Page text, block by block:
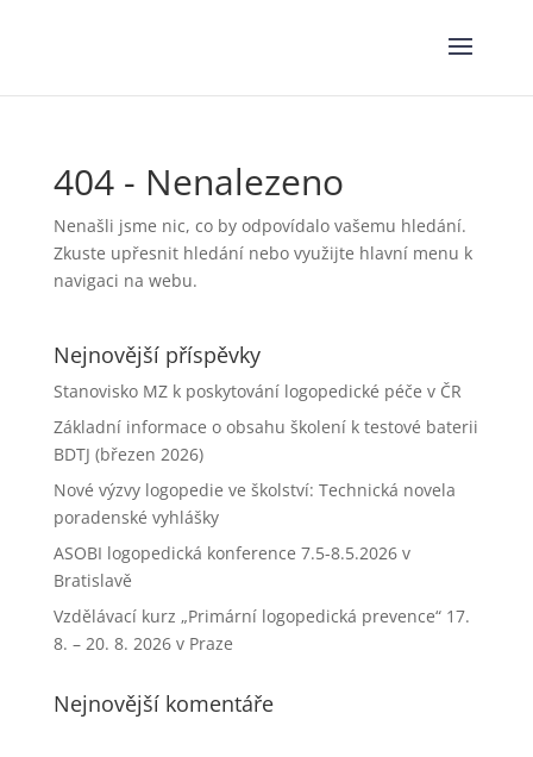
404 - Nenalezeno
Nenašli jsme nic, co by odpovídalo vašemu hledání.
Zkuste upřesnit hledání nebo využijte hlavní menu k
navigaci na webu.
Nejnovější příspěvky
Stanovisko MZ k poskytování logopedické péče v ČR
Základní informace o obsahu školení k testové baterii
BDTJ (březen 2026)
Nové výzvy logopedie ve školství: Technická novela
poradenské vyhlášky
ASOBI logopedická konference 7.5-8.5.2026 v
Bratislavě
Vzdělávací kurz „Primární logopedická prevence“ 17.
8. – 20. 8. 2026 v Praze
Nejnovější komentáře